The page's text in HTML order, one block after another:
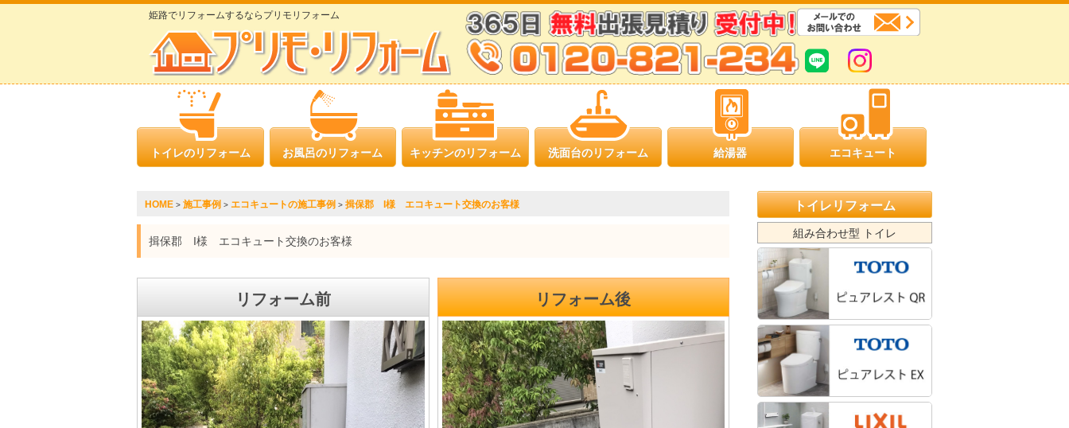
姫路でリフォームするならプリモリフォーム
トイレのリフォーム お風呂のリフォーム キッチンのリフォーム 洗面台のリフォーム 給湯器 エコキュート
HOME > 施工事例 > エコキュートの施工事例 > 揖保郡 I様 エコキュート交換のお客様
揖保郡 I様 エコキュート交換のお客様
リフォーム前 リフォーム後
トイレリフォーム
組み合わせ型 トイレ